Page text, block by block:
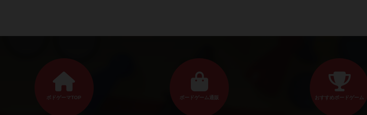
ボドゲーマTOP ボードゲーム通販 おすすめボードゲーム